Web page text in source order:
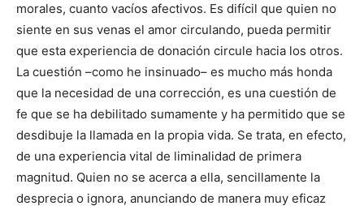
morales, cuanto vacíos afectivos. Es difícil que quien no
siente en sus venas el amor circulando, pueda permitir
que esta experiencia de donación circule hacia los otros.
La cuestión –como he insinuado– es mucho más honda
que la necesidad de una corrección, es una cuestión de
fe que se ha debilitado sumamente y ha permitido que se
desdibuje la llamada en la propia vida. Se trata, en efecto,
de una experiencia vital de liminalidad de primera
magnitud. Quien no se acerca a ella, sencillamente la
desprecia o ignora, anunciando de manera muy eficaz